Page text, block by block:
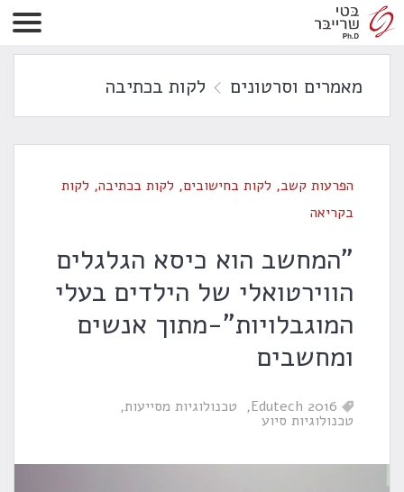
מאמרים וסרטונים לקות בכתיבה
הפרעות קשב, לקות בחישובים, לקות בכתיבה, לקות
בקריאה
"המחשב הוא כיסא הגלגלים
הווירטואלי של הילדים בעלי
המוגבלויות"-מתוך אנשים
ומחשבים
Edutech 2016 טכנולוגיות מסייעות
טכנולוגיות סיוע